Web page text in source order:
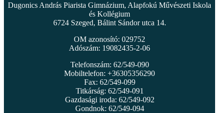
Dugonics András Piarista Gimnázium, Alapfokú Művészeti Iskola
és Kollégium
6724 Szeged, Bálint Sándor utca 14.
OM azonosító: 029752
Adószám: 19082435-2-06
Telefonszám: 62/549-090
Mobiltelefon: +36305356290
Fax: 62/549-099
Titkárság: 62/549-091
Gazdasági iroda: 62/549-092
Gondnok: 62/549-094